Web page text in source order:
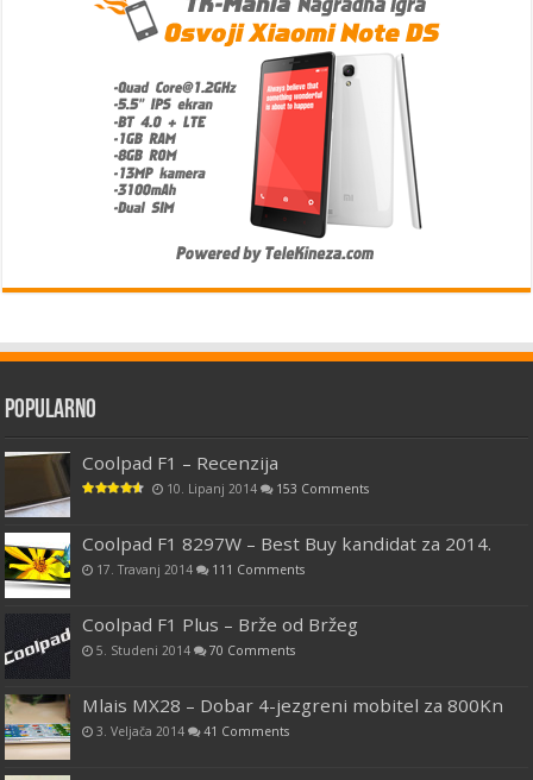
Popularno
Coolpad F1 – Recenzija
10. Lipanj 2014 153 Comments
Coolpad F1 8297W – Best Buy kandidat za 2014.
17. Travanj 2014 111 Comments
Coolpad F1 Plus – Brže od Bržeg
5. Studeni 2014 70 Comments
Mlais MX28 – Dobar 4-jezgreni mobitel za 800Kn
3. Veljača 2014 41 Comments